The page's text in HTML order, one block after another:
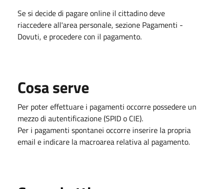
Se si decide di pagare online il cittadino deve
riaccedere all'area personale, sezione Pagamenti -
Dovuti, e procedere con il pagamento.
Cosa serve
Per poter effettuare i pagamenti occorre possedere un
mezzo di autentificazione (SPID o CIE).
Per i pagamenti spontanei occorre inserire la propria
email e indicare la macroarea relativa al pagamento.